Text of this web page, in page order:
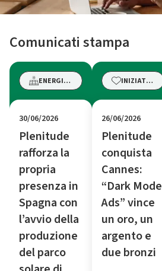
Comunicati stampa
ENERGIE RINNOVABILI
30/06/2026
Plenitude
rafforza la
propria
presenza in
Spagna con
l’avvio della
produzione
del parco
INIZIATIVE
26/06/2026
Plenitude
conquista
Cannes:
“Dark Mode
Ads” vince
un oro, un
argento e
due bronzi